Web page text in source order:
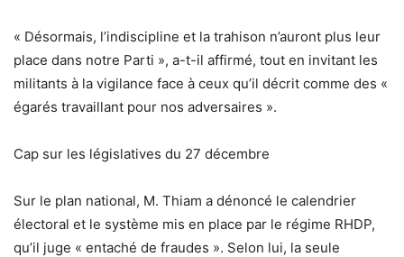
« Désormais, l’indiscipline et la trahison n’auront plus leur
place dans notre Parti », a-t-il affirmé, tout en invitant les
militants à la vigilance face à ceux qu’il décrit comme des «
égarés travaillant pour nos adversaires ».
Cap sur les législatives du 27 décembre
Sur le plan national, M. Thiam a dénoncé le calendrier
électoral et le système mis en place par le régime RHDP,
qu’il juge « entaché de fraudes ». Selon lui, la seule